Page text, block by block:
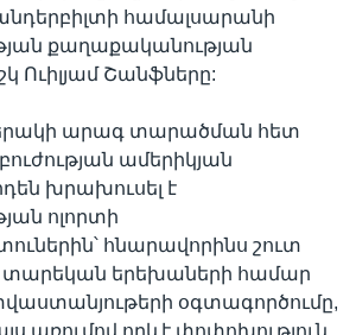
Վանդերբիլտի համալսարանի
քաղաքականության
Ուիլյամ Շանֆները:
արագ տարածման հետ
ամերիկյան
խրախուսել է
ոլորտի
հնարավորինս շուտ
տարեկան երեխաների համար
օգտագործումը,
առումով որևէ փոփոխություն